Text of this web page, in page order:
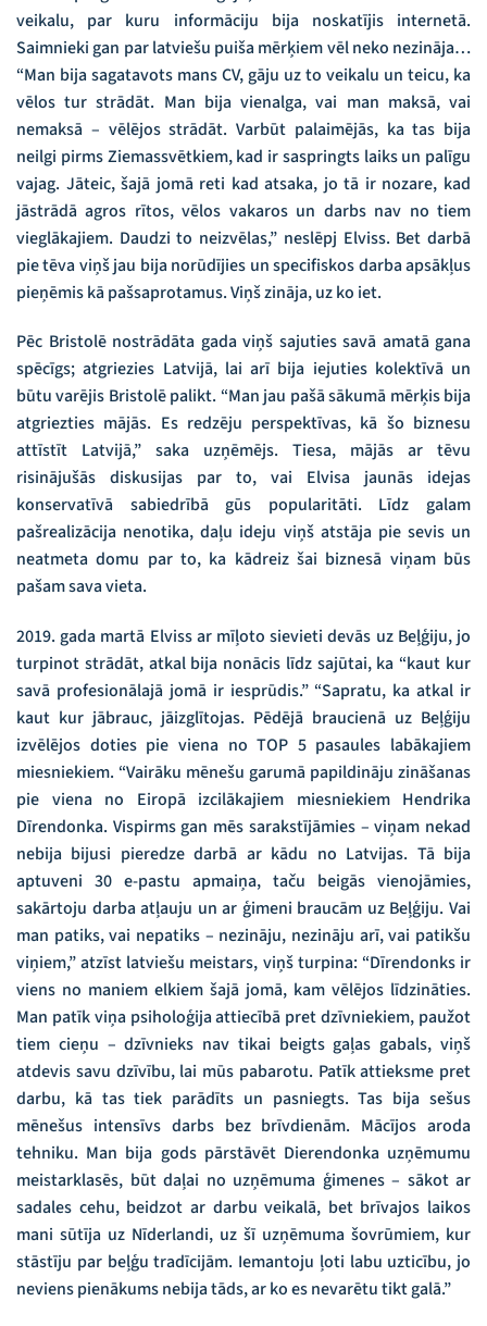
veikalu, par kuru informāciju bija noskatījis internetā.
Saimnieki gan par latviešu puiša mērķiem vēl neko nezināja…
“Man bija sagatavots mans CV, gāju uz to veikalu un teicu, ka
vēlos tur strādāt. Man bija vienalga, vai man maksā, vai
nemaksā – vēlējos strādāt. Varbūt palaimējās, ka tas bija
neilgi pirms Ziemassvētkiem, kad ir saspringts laiks un palīgu
vajag. Jāteic, šajā jomā reti kad atsaka, jo tā ir nozare, kad
jāstrādā agros rītos, vēlos vakaros un darbs nav no tiem
vieglākajiem. Daudzi to neizvēlas,” neslēpj Elviss. Bet darbā
pie tēva viņš jau bija norūdījies un specifiskos darba apsākļus
pieņēmis kā pašsaprotamus. Viņš zināja, uz ko iet.
Pēc Bristolē nostrādāta gada viņš sajuties savā amatā gana
spēcīgs; atgriezies Latvijā, lai arī bija iejuties kolektīvā un
būtu varējis Bristolē palikt. “Man jau pašā sākumā mērķis bija
atgriezties mājās. Es redzēju perspektīvas, kā šo biznesu
attīstīt Latvijā,” saka uzņēmējs. Tiesa, mājās ar tēvu
risinājušās diskusijas par to, vai Elvisa jaunās idejas
konservatīvā sabiedrībā gūs popularitāti. Līdz galam
pašrealizācija nenotika, daļu ideju viņš atstāja pie sevis un
neatmeta domu par to, ka kādreiz šai biznesā viņam būs
pašam sava vieta.
2019. gada martā Elviss ar mīļoto sievieti devās uz Beļģiju, jo
turpinot strādāt, atkal bija nonācis līdz sajūtai, ka “kaut kur
savā profesionālajā jomā ir iesprūdis.” “Sapratu, ka atkal ir
kaut kur jābrauc, jāizglītojas. Pēdējā braucienā uz Beļģiju
izvēlējos doties pie viena no TOP 5 pasaules labākajiem
miesniekiem. “Vairāku mēnešu garumā papildināju zināšanas
pie viena no Eiropā izcilākajiem miesniekiem Hendrika
Dīrendonka. Vispirms gan mēs sarakstījāmies – viņam nekad
nebija bijusi pieredze darbā ar kādu no Latvijas. Tā bija
aptuveni 30 e-pastu apmaiņa, taču beigās vienojāmies,
sakārtoju darba atļauju un ar ģimeni braucām uz Beļģiju. Vai
man patiks, vai nepatiks – nezināju, nezināju arī, vai patikšu
viņiem,” atzīst latviešu meistars, viņš turpina: “Dīrendonks ir
viens no maniem elkiem šajā jomā, kam vēlējos līdzināties.
Man patīk viņa psiholoģija attiecībā pret dzīvniekiem, paužot
tiem cieņu – dzīvnieks nav tikai beigts gaļas gabals, viņš
atdevis savu dzīvību, lai mūs pabarotu. Patīk attieksme pret
darbu, kā tas tiek parādīts un pasniegts. Tas bija sešus
mēnešus intensīvs darbs bez brīvdienām. Mācījos aroda
tehniku. Man bija gods pārstāvēt Dierendonka uzņēmumu
meistarklasēs, būt daļai no uzņēmuma ģimenes – sākot ar
sadales cehu, beidzot ar darbu veikalā, bet brīvajos laikos
mani sūtīja uz Nīderlandi, uz šī uzņēmuma šovrūmiem, kur
stāstīju par beļģu tradīcijām. Iemantoju ļoti labu uzticību, jo
neviens pienākums nebija tāds, ar ko es nevarētu tikt galā.”